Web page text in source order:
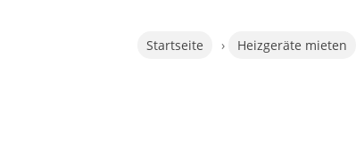
Startseite › Heizgeräte mieten